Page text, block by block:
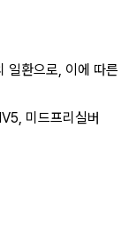
일환으로, 이에 따른
미드프리실버